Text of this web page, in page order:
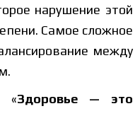
нарушение этой
Самое сложное
между
«Здоровье — это